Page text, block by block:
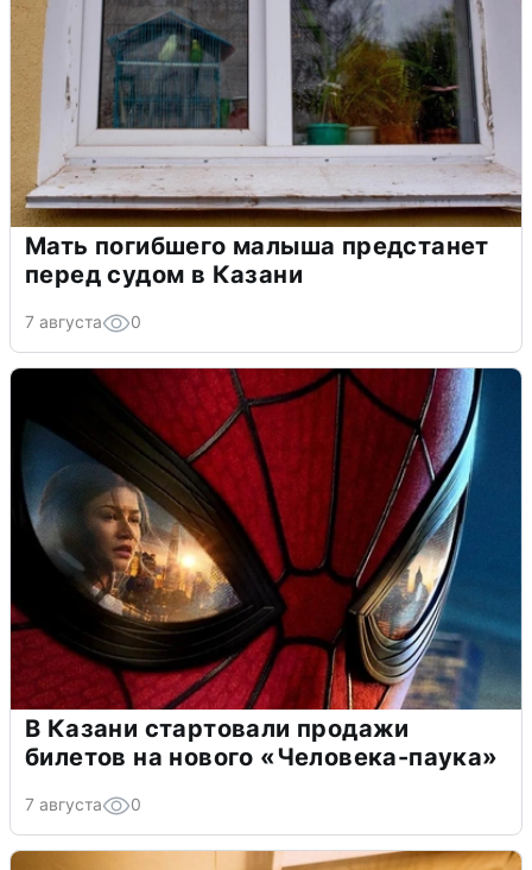
Мать погибшего малыша предстанет
перед судом в Казани
7 августа 0
В Казани стартовали продажи
билетов на нового «Человека-паука»
7 августа 0